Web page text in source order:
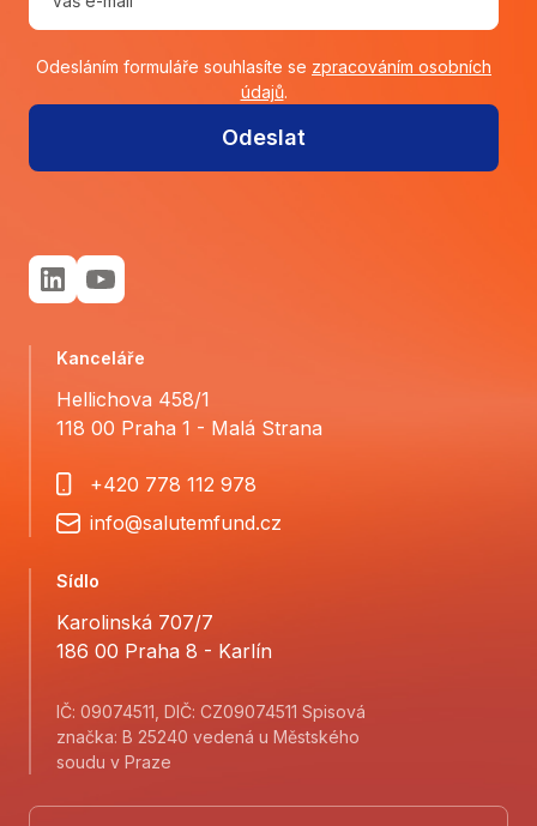
Odesláním formuláře souhlasíte se zpracováním osobních
údajů.
Odeslat
Kanceláře
Hellichova 458/1
118 00 Praha 1 - Malá Strana
+420 778 112 978
info@salutemfund.cz
Sídlo
Karolinská 707/7
186 00 Praha 8 - Karlín
IČ: 09074511, DIČ: CZ09074511 Spisová
značka: B 25240 vedená u Městského
soudu v Praze